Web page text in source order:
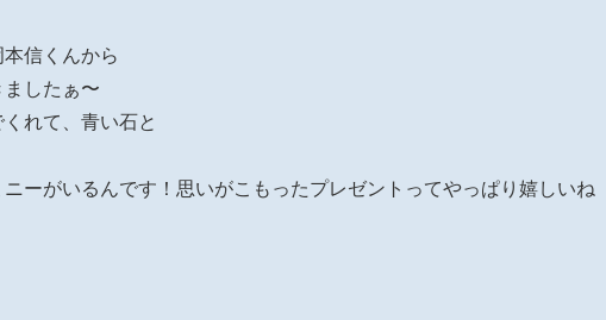
信くんから
したぁ〜
れて、青い石と
ーがいるんです！思いがこもったプレゼントってやっぱり嬉しいね